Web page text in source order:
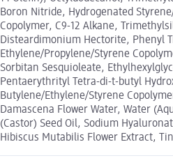
Boron Nitride, Hydrogenated
Copolymer, C9-12 Alkane,
Disteardimonium Hectorite, Phenyl
Ethylene/Propylene/Styrene
Sorbitan Sesquioleate,
Pentaerythrityl Tetra-di-t-butyl
Butylene/Ethylene/Styrene
Damascena Flower Water, Water
(Castor) Seed Oil, Sodium
Hibiscus Mutabilis Flower Extract,